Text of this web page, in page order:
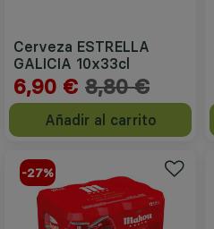
Cerveza ESTRELLA
GALICIA 10x33cl
6,90 € 8,80 €
Añadir al carrito
-27%